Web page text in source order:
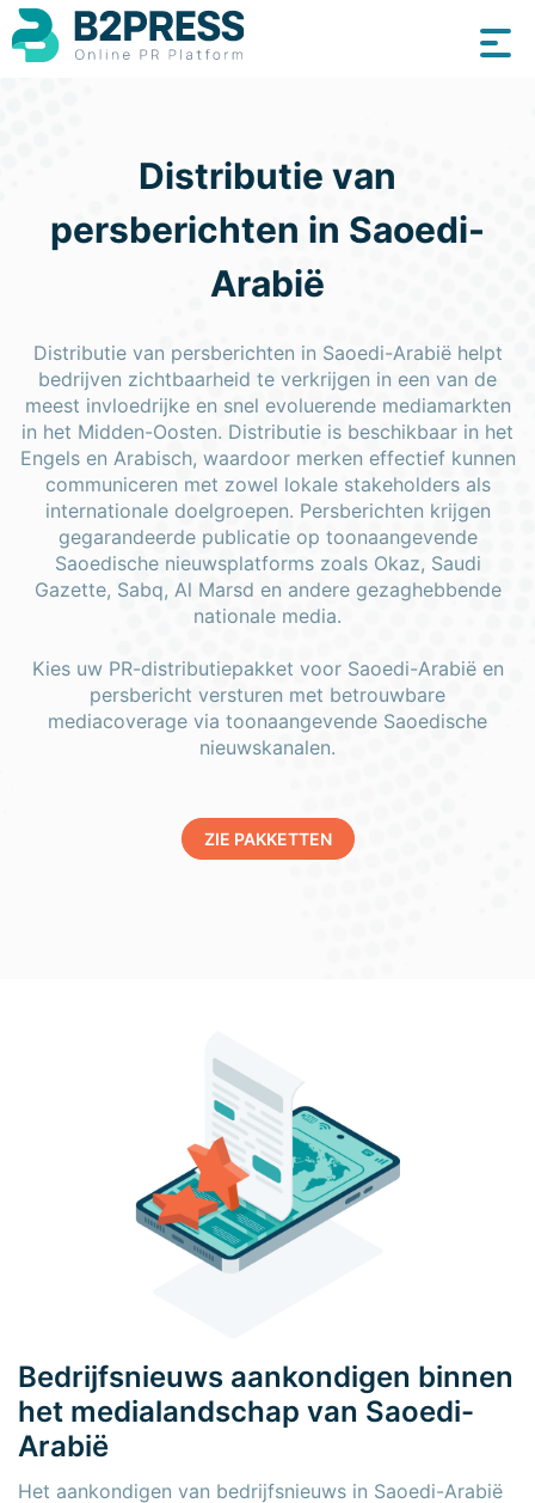
Distributie van
persberichten in Saoedi-
Arabië
Distributie van persberichten in Saoedi-Arabië helpt
bedrijven zichtbaarheid te verkrijgen in een van de
meest invloedrijke en snel evoluerende mediamarkten
in het Midden-Oosten. Distributie is beschikbaar in het
Engels en Arabisch, waardoor merken effectief kunnen
communiceren met zowel lokale stakeholders als
internationale doelgroepen. Persberichten krijgen
gegarandeerde publicatie op toonaangevende
Saoedische nieuwsplatforms zoals Okaz, Saudi
Gazette, Sabq, Al Marsd en andere gezaghebbende
nationale media.
Kies uw PR-distributiepakket voor Saoedi-Arabië en
persbericht versturen met betrouwbare
mediacoverage via toonaangevende Saoedische
nieuwskanalen.
ZIE PAKKETTEN
Bedrijfsnieuws aankondigen binnen
het medialandschap van Saoedi-
Arabië
Het aankondigen van bedrijfsnieuws in Saoedi-Arabië